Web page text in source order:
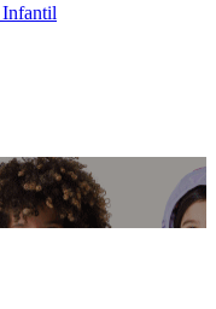
Infantil